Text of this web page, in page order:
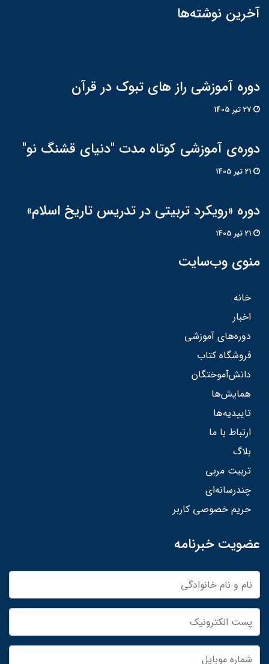
آخرین نوشته‌ها
دوره آموزشی راز های تبوک در قرآن
دوره‌ی آموزشی کوتاه مدت "دنیای قشنگ نو"
دوره «رویکرد تربیتی در تدریس تاریخ اسلام»
منوی وب‌سایت
خانه
اخبار
دوره‌های آموزشی
فروشگاه کتاب
دانش‌آموختگان
همایش‌ها
تاییدیه‌ها
ارتباط با ما
بلاگ
تربیت مربی
چندرسانه‌ای
حریم خصوصی کاربر
عضویت خبرنامه